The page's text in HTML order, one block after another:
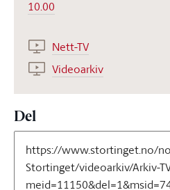
10.00
Nett-TV
Videoarkiv
Del